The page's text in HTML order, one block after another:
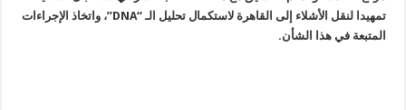
تمهيدا لنقل الأشلاء إلى القاهرة لاستكمال تحليل الـ“DNA”
، واتخاذ الإجراءات
المتبعة في هذا الشأن.